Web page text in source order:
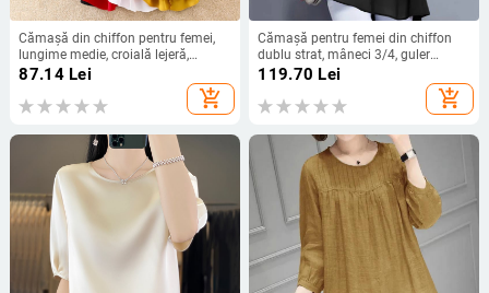
Cămașă din chiffon pentru femei,
lungime medie, croială lejeră,
mâneci scurte, model uni, conținut
87.14Lei
add_shopping_cart
Cămașă pentru femei din chiffon
dublu strat, mâneci 3/4, guler
rotund, croială lejeră, lungime
119.70 Lei
add_shopping_cart